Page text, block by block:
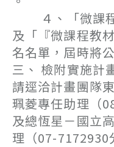
４、「微課程
及「『微課程教
名名單，屆時將
三、 檢附實施計
請逕洽計畫團隊
珮菱專任助理（
及總恆星－國立
理（07-7172930